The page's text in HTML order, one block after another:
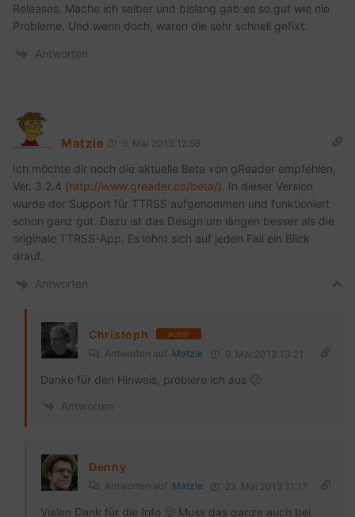
Releases. Mache ich selber und bislang gab es so gut wie nie
Probleme. Und wenn doch, waren die sehr schnell gefixt.
Antworten
Matzle 9. Mai 2013 12:58
Ich möchte dir noch die aktuelle Beta von gReader empfehlen,
Ver. 3.2.4 (http://www.greader.co/beta/). In dieser Version
wurde der Support für TTRSS aufgenommen und funktioniert
schon ganz gut. Dazu ist das Design um längen besser als die
originale TTRSS-App. Es lohnt sich auf jeden Fall ein Blick
drauf.
Antworten
Christoph Autor
Antworten auf Matzle 9. Mai 2013 13:21
Danke für den Hinweis, probiere ich aus 🙂
Antworten
Denny
Antworten auf Matzle 22. Mai 2013 11:17
Vielen Dank für die Info 🙂 Muss das ganze auch bei